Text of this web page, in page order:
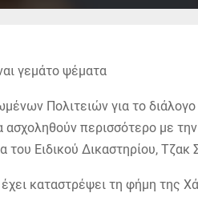
Πολιτειών για το
περισσότερο με την
Ειδικού Δικαστηρίου, Τζακ
καταστρέψει τη φήμη της